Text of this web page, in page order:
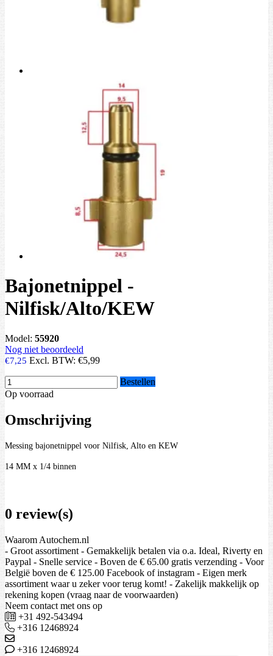
Bajonetnippel -
Nilfisk/Alto/KEW
Model: 55920
Nog niet beoordeeld
€7,25 Excl. BTW: €5,99
Bestellen
Op voorraad
Omschrijving
Messing bajonetnippel voor Nilfisk, Alto en KEW
14 MM x 1/4 binnen
0 review(s)
Waarom Autochem.nl
- Groot assortiment - Gemakkelijk betalen via o.a. Ideal, Riverty en
Paypal - Snelle service - Boven de € 65.00 gratis verzending - Voor
België boven de € 125.00 Facebook of instagram - Eigen merk
assortiment waar u zeker voor terug komt! - Zakelijk makkelijk op
rekening kopen (vraag naar de voorwaarden)
Neem contact met ons op
+31 492-543494
+316 12468924
+316 12468924